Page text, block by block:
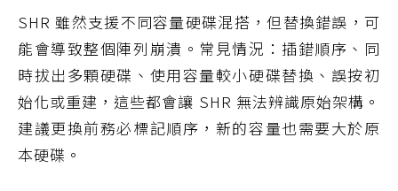
SHR 雖然支援不同容量硬碟混搭，但替換錯誤，可
能會導致整個陣列崩潰。常見情況：插錯順序、同
時拔出多顆硬碟、使用容量較小硬碟替換、誤按初
始化或重建，這些都會讓 SHR 無法辨識原始架構。
建議更換前務必標記順序，新的容量也需要大於原
本硬碟。